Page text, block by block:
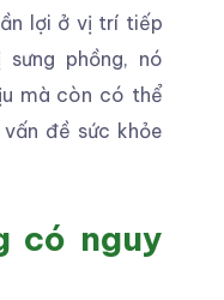
lợi ở vị trí tiếp
phồng, nó
mà còn có thể
đề sức khỏe
có nguy